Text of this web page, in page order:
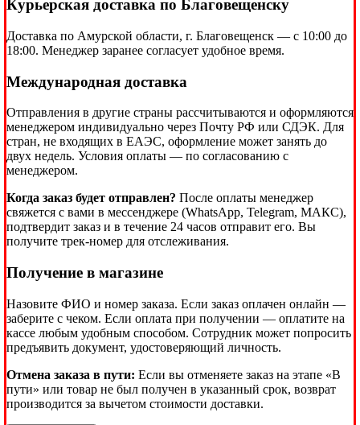
Курьерская доставка по Благовещенску
Доставка по Амурской области, г. Благовещенск — с 10:00 до
18:00. Менеджер заранее согласует удобное время.
Международная доставка
Отправления в другие страны рассчитываются и оформляются
менеджером индивидуально через Почту РФ или СДЭК. Для
стран, не входящих в ЕАЭС, оформление может занять до
двух недель. Условия оплаты — по согласованию с
менеджером.
Когда заказ будет отправлен? После оплаты менеджер
свяжется с вами в мессенджере (WhatsApp, Telegram, МАКС),
подтвердит заказ и в течение 24 часов отправит его. Вы
получите трек-номер для отслеживания.
Получение в магазине
Назовите ФИО и номер заказа. Если заказ оплачен онлайн —
заберите с чеком. Если оплата при получении — оплатите на
кассе любым удобным способом. Сотрудник может попросить
предъявить документ, удостоверяющий личность.
Отмена заказа в пути: Если вы отменяете заказ на этапе «В
пути» или товар не был получен в указанный срок, возврат
производится за вычетом стоимости доставки.